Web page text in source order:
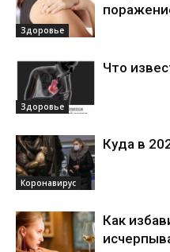
Здоровье
Здоровье
Что
Коронавирус
Куда в
Как